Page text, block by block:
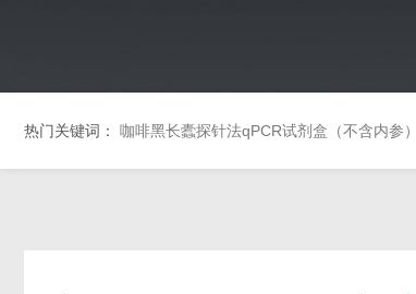
热门关键词： 咖啡黑长蠹探针法qPCR试剂盒（不含内参）